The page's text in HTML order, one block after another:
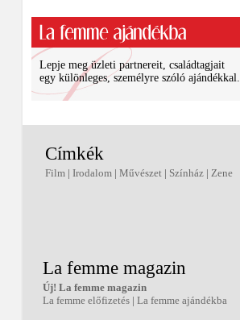
Lepje meg üzleti partnereit, családtagjait
egy különleges, személyre szóló ajándékkal.
Címkék
Film | Irodalom | Művészet | Színház | Zene
La femme magazin
Új! La femme magazin
La femme előfizetés | La femme ajándékba